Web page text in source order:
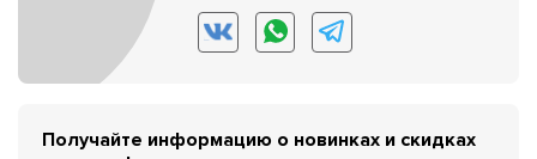
Получайте информацию о новинках и скидках